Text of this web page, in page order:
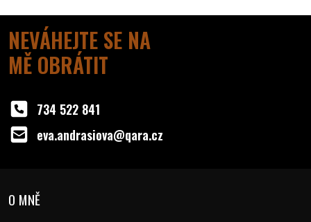
NEVÁHEJTE SE NA
MĚ OBRÁTIT
734 522 841
eva.andrasiova@qara.cz
O MNĚ